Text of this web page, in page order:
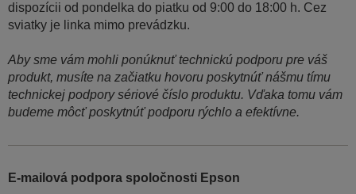
dispozícii od pondelka do piatku od 9:00 do 18:00 h. Cez
sviatky je linka mimo prevádzku.
Aby sme vám mohli ponúknuť technickú podporu pre váš
produkt, musíte na začiatku hovoru poskytnúť nášmu tímu
technickej podpory sériové číslo produktu. Vďaka tomu vám
budeme môcť poskytnúť podporu rýchlo a efektívne.
E-mailová podpora spoločnosti Epson